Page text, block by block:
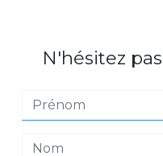
N'hésitez